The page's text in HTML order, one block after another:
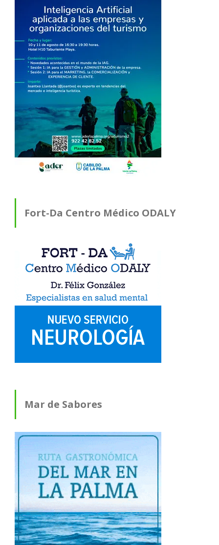
Fort-Da Centro Médico ODALY
Mar de Sabores